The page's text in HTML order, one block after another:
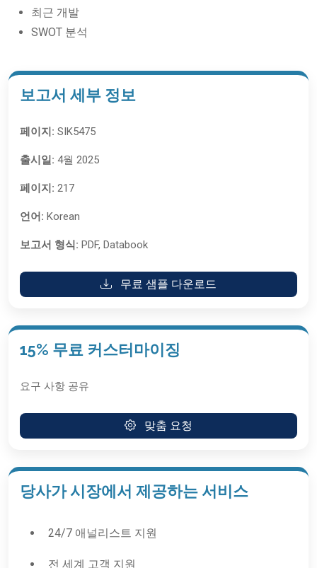
최근 개발
SWOT 분석
보고서 세부 정보
페이지: SIK5475
출시일: 4월 2025
페이지: 217
언어: Korean
보고서 형식: PDF, Databook
무료 샘플 다운로드
15% 무료 커스터마이징
요구 사항 공유
맞춤 요청
당사가 시장에서 제공하는 서비스
24/7 애널리스트 지원
전 세계 고객 지원